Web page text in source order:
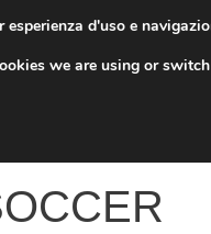
d'uso e
we are using or